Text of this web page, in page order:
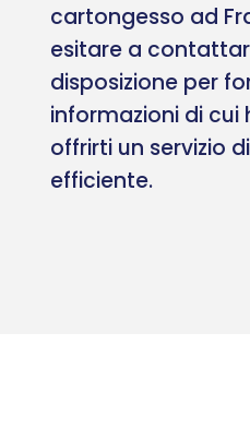
cartongesso ad
esitare a
disposizione per
informazioni di cui
offrirti un servizio
efficiente.